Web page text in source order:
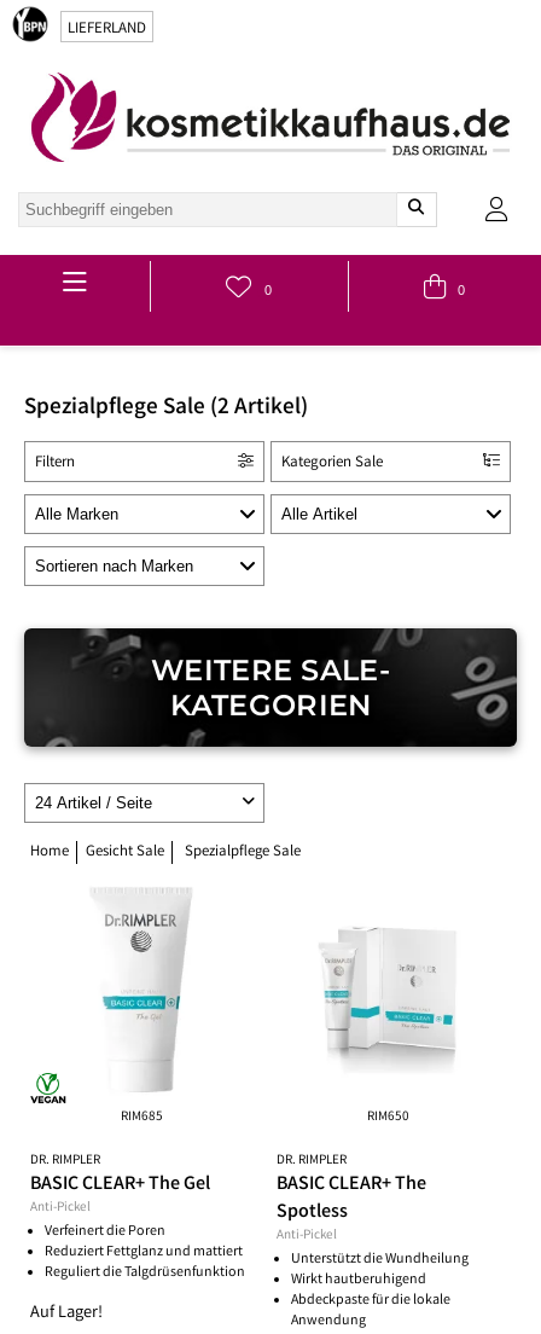
LIEFERLAND
Hauptmenü
0 0
Spezialpflege Sale (2 Artikel)
Kategorien Sale
Filtern
WEITERE SALE-
KATEGORIEN
Home Gesicht Sale Spezialpflege Sale
RIM685
DR. RIMPLER
BASIC CLEAR+ The Gel
Anti-Pickel
Verfeinert die Poren
Reduziert Fettglanz und mattiert
Reguliert die Talgdrüsenfunktion
Auf Lager!
RIM650
DR. RIMPLER
BASIC CLEAR+ The
Spotless
Anti-Pickel
Unterstützt die Wundheilung
Wirkt hautberuhigend
Abdeckpaste für die lokale
Anwendung